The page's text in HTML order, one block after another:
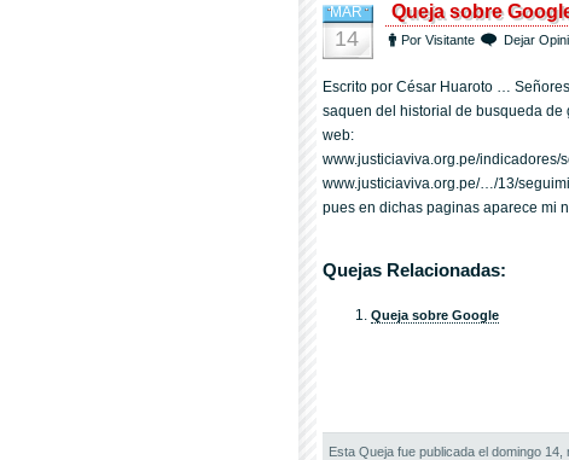
MAR
14
Queja sobre
Por Visitante Dejar
Escrito por César Huaroto …
saquen del historial de busqueda
web:
www.justiciaviva.org.pe/
www.justiciaviva.org.pe/…/13/
pues en dichas paginas aparece mi
Quejas Relacionadas:
Queja sobre Google
Esta Queja fue publicada el domingo